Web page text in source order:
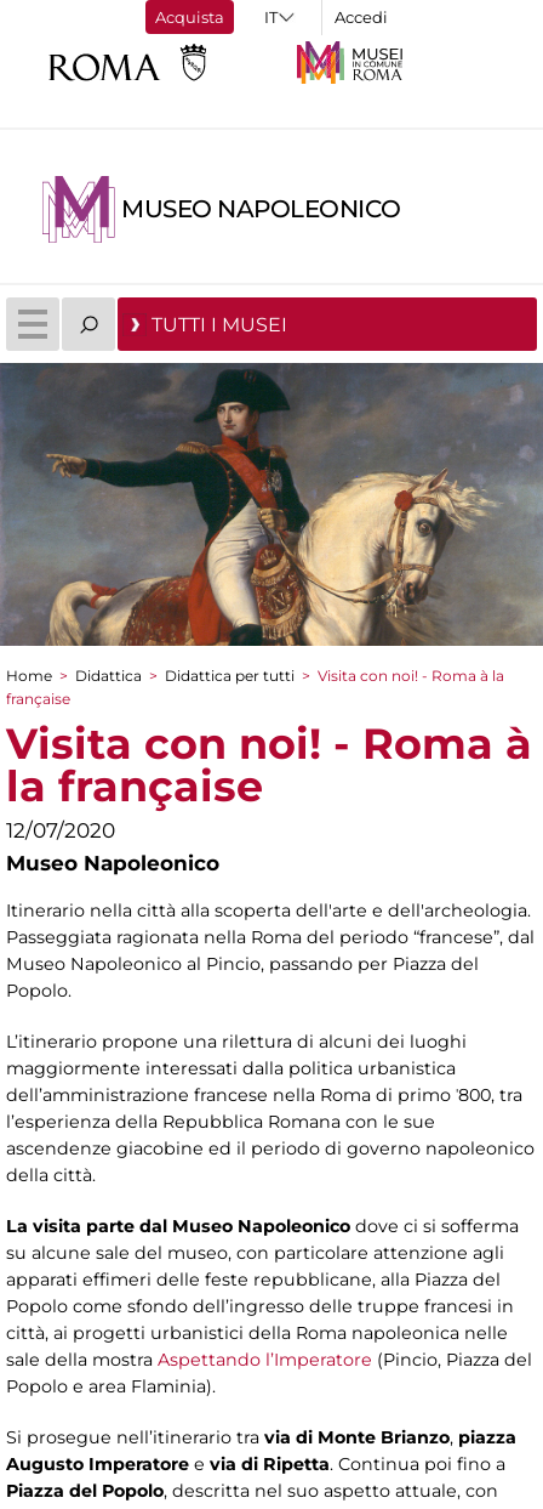
Acquista Accedi
MUSEO NAPOLEONICO
TUTTI I MUSEI
Tu sei qui
Home > Didattica > Didattica per tutti > Visita con noi! - Roma à la
française
Visita con noi! - Roma à
la française
12/07/2020
Museo Napoleonico
Itinerario nella città alla scoperta dell'arte e dell'archeologia.
Passeggiata ragionata nella Roma del periodo “francese”, dal
Museo Napoleonico al Pincio, passando per Piazza del
Popolo.
L’itinerario propone una rilettura di alcuni dei luoghi
maggiormente interessati dalla politica urbanistica
dell’amministrazione francese nella Roma di primo ˈ800, tra
l’esperienza della Repubblica Romana con le sue
ascendenze giacobine ed il periodo di governo napoleonico
della città.
La visita parte dal Museo Napoleonico dove ci si sofferma
su alcune sale del museo, con particolare attenzione agli
apparati effimeri delle feste repubblicane, alla Piazza del
Popolo come sfondo dell’ingresso delle truppe francesi in
città, ai progetti urbanistici della Roma napoleonica nelle
sale della mostra Aspettando l’Imperatore (Pincio, Piazza del
Popolo e area Flaminia).
Si prosegue nell’itinerario tra via di Monte Brianzo, piazza
Augusto Imperatore e via di Ripetta. Continua poi fino a
Piazza del Popolo, descritta nel suo aspetto attuale, con